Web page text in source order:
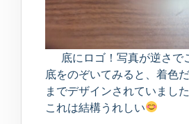
底にロゴ！写真が逆さで
底をのぞいてみると、着色
までデザインされていました
これは結構うれしい